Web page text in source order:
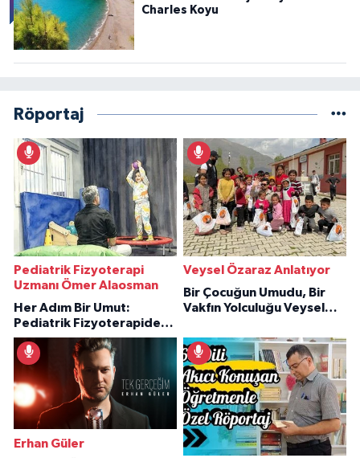
Charles Koyu
Röportaj
Pediatrik Fizyoterapi
Uzmanı Ömer Alaosman
Her Adım Bir Umut:
Pediatrik Fizyoterapiden
İlham Veren Hikâyeler
Veysel Özaraz Anlatıyor
Bir Çocuğun Umudu, Bir
Vakfın Yolculuğu Veysel
Erhan Güler